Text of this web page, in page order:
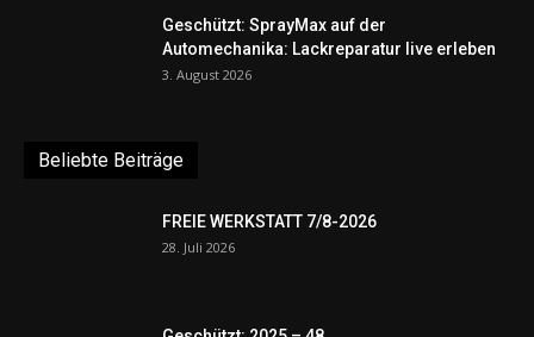
Geschützt: SprayMax auf der
Automechanika: Lackreparatur live erleben
3. August 2026
Beliebte Beiträge
FREIE WERKSTATT 7/8-2026
28. Juli 2026